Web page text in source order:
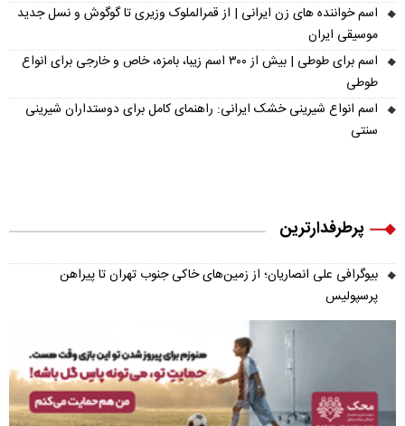
اسم خواننده های زن ایرانی | از قمرالملوک وزیری تا گوگوش و نسل جدید
موسیقی ایران
اسم برای طوطی | بیش از ۳۰۰ اسم زیبا، بامزه، خاص و خارجی برای انواع
طوطی
اسم انواع شیرینی خشک ایرانی: راهنمای کامل برای دوستداران شیرینی
سنتی
پرطرفدارترین
بیوگرافی علی انصاریان؛ از زمین‌های خاکی جنوب تهران تا پیراهن
پرسپولیس